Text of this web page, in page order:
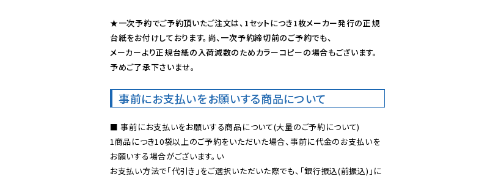
★一次予約でご予約頂いたご注文は、1セットにつき1枚メーカー発行の正規
台紙をお付けしております。尚、一次予約締切前のご予約でも、
メーカーより正規台紙の入荷減数のためカラーコピーの場合もございます。
予めご了承下さいませ。
事前にお支払いをお願いする商品について
■ 事前にお支払いをお願いする商品について(大量のご予約について)
1商品につき10袋以上のご予約をいただいた場合、事前に代金のお支払いを
お願いする場合がございます。い
お支払い方法で「代引き」をご選択いただいた際でも、「銀行振込(前振込)」に